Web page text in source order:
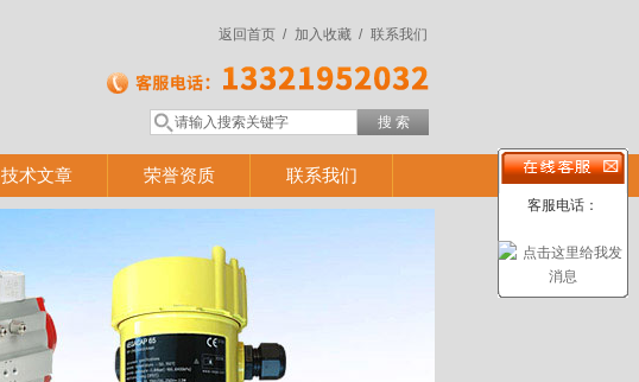
联系我们
加入收藏 /
返回首页 /
技术文章 荣誉资质 联系我们
客服电话：